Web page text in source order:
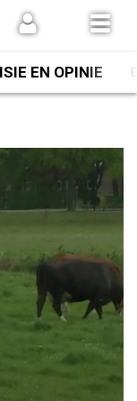
EN OPINIE